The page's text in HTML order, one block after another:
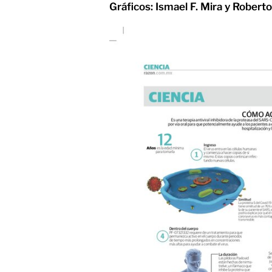
Gráficos: Ismael F. Mira y